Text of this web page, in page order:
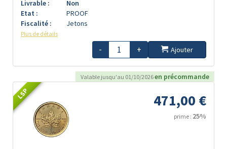
Livrable :
Non
Etat :
PROOF
Fiscalité :
Jetons
Plus de détails
- + Ajouter
Valable jusqu'au 01/10/2026en précommande
LSP 471,00 €
prime : 25%